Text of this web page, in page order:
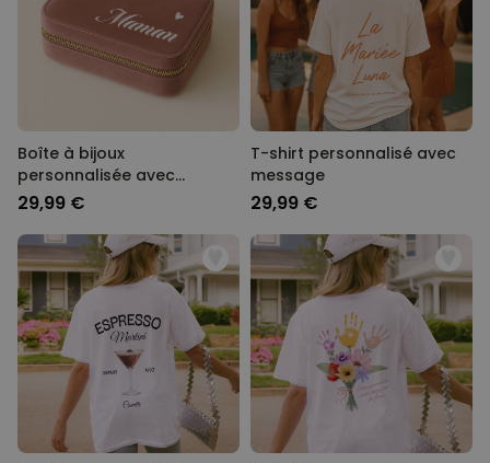
Boîte à bijoux
personnalisée avec
prénom
29,99 €
T-shirt personnalisé avec
message
29,99 €